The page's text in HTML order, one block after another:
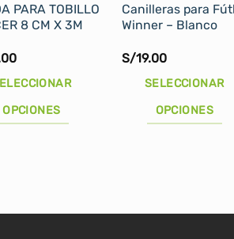
PARA TOBILLO
8 CM X 3M
OPCIONES
Canilleras para
Winner – Blanco
S/19.00
SELECCIONAR
OPCIONES
variantes.